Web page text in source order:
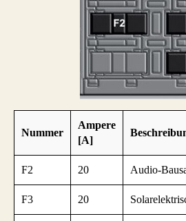
Nummer
Ampere
[A]
F2 20 Audio-
F3 20